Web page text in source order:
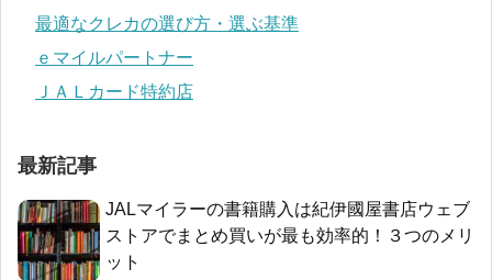
最適なクレカの選び方・選ぶ基準
ｅマイルパートナー
ＪＡＬカード特約店
最新記事
JALマイラーの書籍購入は紀伊國屋書店ウェブ
ストアでまとめ買いが最も効率的！３つのメリ
ット